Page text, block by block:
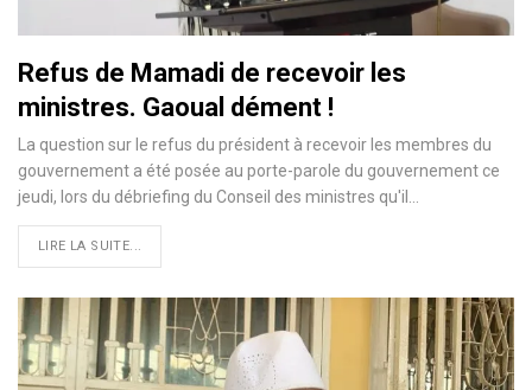
Refus de Mamadi de recevoir les
ministres. Gaoual dément !
La question sur le refus du président à recevoir les membres du
gouvernement a été posée au porte-parole du gouvernement ce
jeudi, lors du débriefing du Conseil des ministres qu'il…
LIRE LA SUITE...